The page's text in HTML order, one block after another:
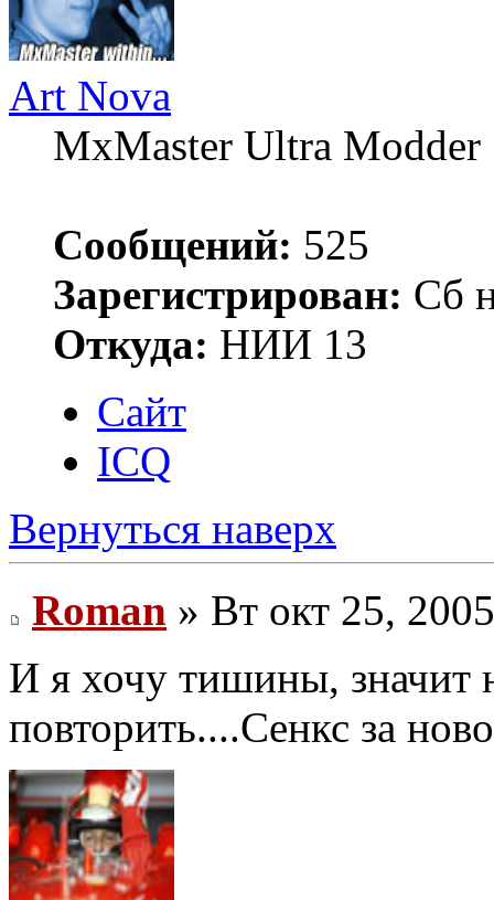
Art Nova
MxMaster Ultra Modder
Сообщений: 525
Зарегистрирован: Сб
Откуда: НИИ 13
Сайт
ICQ
Вернуться наверх
Roman » Вт окт 25,
И я хочу тишины, значит
повторить....Сенкс за